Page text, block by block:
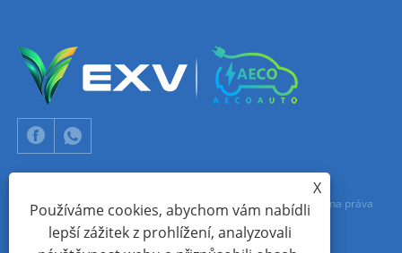
Copyright © 2024 Xiamen Aecoauto Technology Co., Ltd. Všechna práva
vyhrazena.
X
Používáme cookies, abychom vám nabídli
lepší zážitek z prohlížení, analyzovali